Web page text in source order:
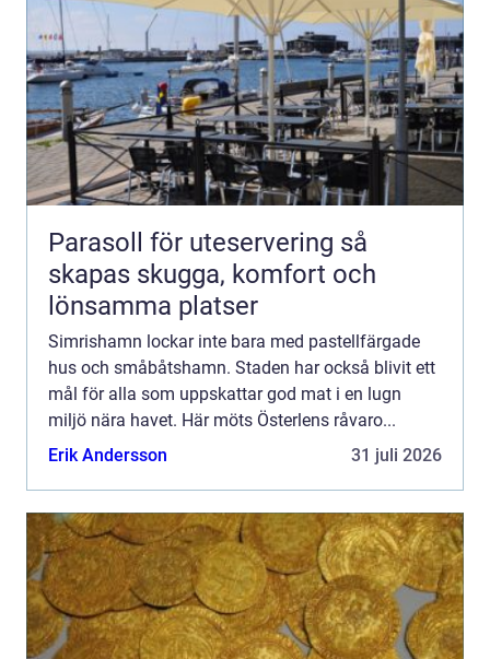
Parasoll för uteservering så
skapas skugga, komfort och
lönsamma platser
Simrishamn lockar inte bara med pastellfärgade
hus och småbåtshamn. Staden har också blivit ett
mål för alla som uppskattar god mat i en lugn
miljö nära havet. Här möts Österlens råvaro...
Erik Andersson
31 juli 2026